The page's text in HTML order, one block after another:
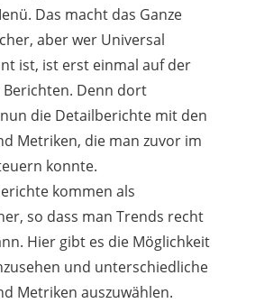
Das macht das Ganze
aber wer Universal
ist, ist erst einmal auf der
Berichten. Denn dort
die Detailberichte mit den
Metriken, die man zuvor im
konnte.
kommen als
so dass man Trends recht
Hier gibt es die Möglichkeit
und unterschiedliche
Metriken auszuwählen.